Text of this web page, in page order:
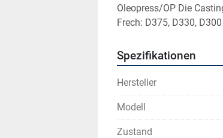
Oleopress/OP Die
Frech: D375, D330, D300
Spezifikationen
Hersteller
Modell
Zustand